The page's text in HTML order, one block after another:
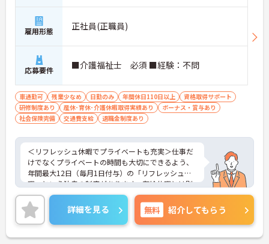
雇用形態 正社員(正職員)
応募要件 ■介護福祉士 必須 ■経験：不問
車通勤可 残業少なめ 日勤のみ 年間休日110日以上
資格取得サポート
研修制度あり
産休･育休･介護休暇取得実績あり
ボーナス・賞与あり
社会保険完備
交通費支給 退職金制度あり
＜リフレッシュ休暇でプライベートも充実＞仕事だ
けでなくプライベートの時間も大切にできるよう、
年間最大12日（毎月1日付与）の「リフレッシュ休
暇」という独自の制度があります。有給休暇とは別
に付与されるため、これらを組み合わせて連休を取
得し、旅行や趣味を楽しむスタッフも多くいます。
また、残業は月平均10時間程度と少なめで、夜勤も
ないため、生活リズムを整えやすく、無理なく長く
働き続けられる環境です。
詳細を見る 無料 紹介してもらう